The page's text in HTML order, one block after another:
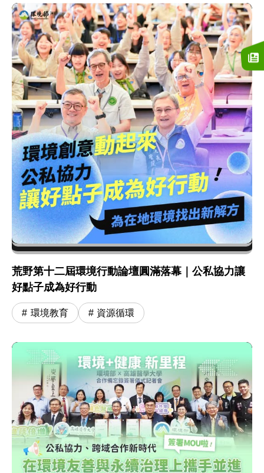
荒野第十二屆環境行動論壇圓滿落幕｜公私協力讓
好點子成為好行動
環境教育 資源循環